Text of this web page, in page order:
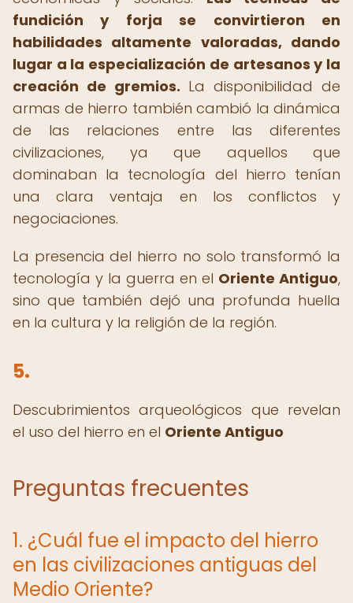
fundición y forja se convirtieron en
habilidades altamente valoradas, dando
lugar a la especialización de artesanos y la
creación de gremios. La disponibilidad de
armas de hierro también cambió la dinámica
de las relaciones entre las diferentes
civilizaciones, ya que aquellos que
dominaban la tecnología del hierro tenían
una clara ventaja en los conflictos y
negociaciones.
La presencia del hierro no solo transformó la
tecnología y la guerra en el Oriente Antiguo,
sino que también dejó una profunda huella
en la cultura y la religión de la región.
5.
Descubrimientos arqueológicos que revelan
el uso del hierro en el Oriente Antiguo
Preguntas frecuentes
1. ¿Cuál fue el impacto del hierro
en las civilizaciones antiguas del
Medio Oriente?